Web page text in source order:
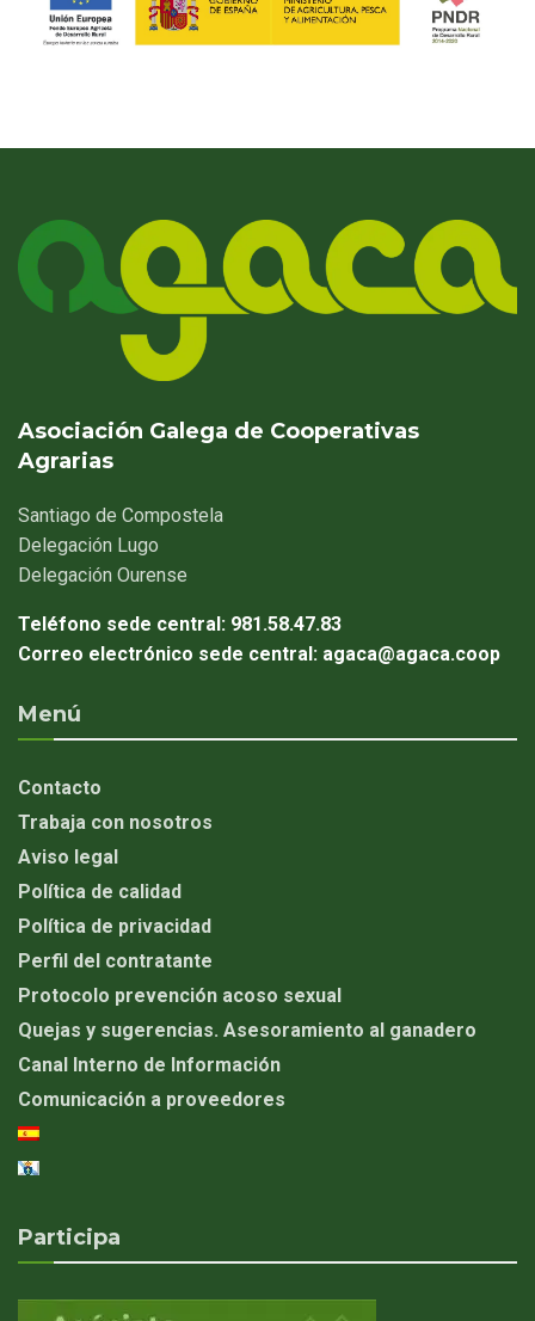
Asociación Galega de Cooperativas
Agrarias
Santiago de Compostela
Delegación Lugo
Delegación Ourense
Teléfono sede central: 981.58.47.83
Correo electrónico sede central: agaca@agaca.coop
Menú
Contacto
Trabaja con nosotros
Aviso legal
Política de calidad
Política de privacidad
Perfil del contratante
Protocolo prevención acoso sexual
Quejas y sugerencias. Asesoramiento al ganadero
Canal Interno de Información
Comunicación a proveedores
Participa